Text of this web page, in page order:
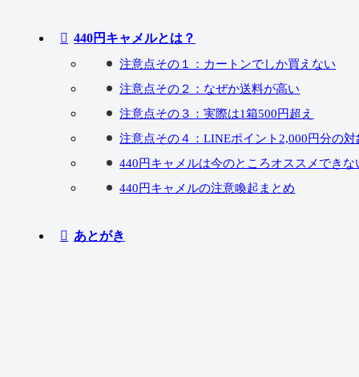
440円キャメルとは？
注意点その１：カートンでしか買えない
注意点その２：なぜか送料が高い
注意点その３：実際は1箱500円超え
注意点その４：LINEポイント2,000円分の対
440円キャメルは今のところオススメできな
440円キャメルの注意喚起まとめ
あとがき